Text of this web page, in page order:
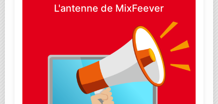
L'antenne de MixFeever